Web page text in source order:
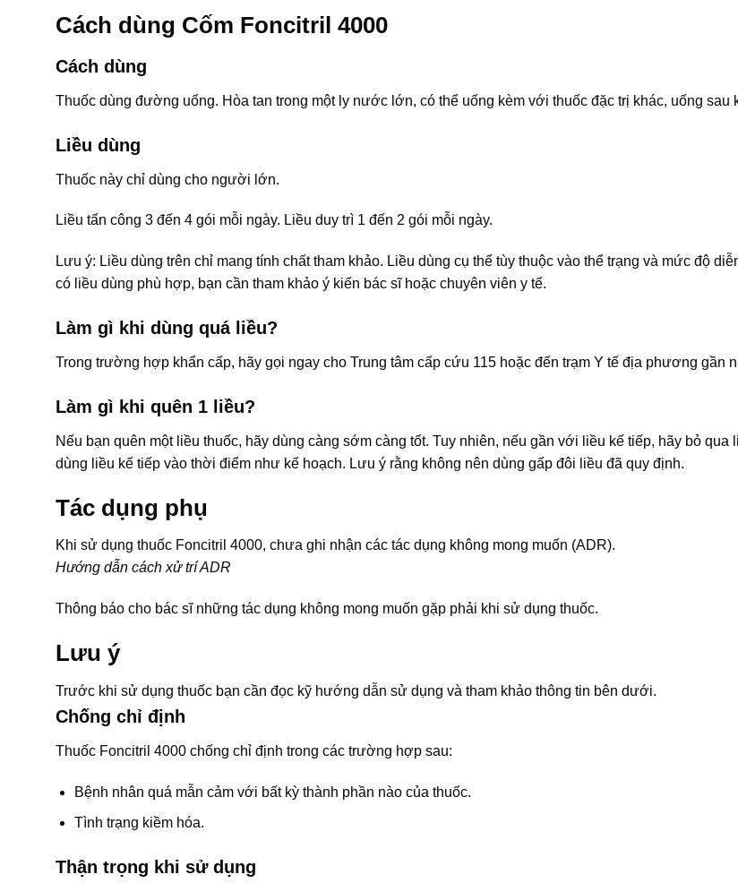
Cách dùng Cốm Foncitril 4000
Cách dùng
Thuốc dùng đường uống. Hòa tan trong một ly nước lớn, có thể uống kèm với thuốc đặc trị khác, uống sau
Liều dùng
Thuốc này chỉ dùng cho người lớn.
Liều tấn công 3 đến 4 gói mỗi ngày. Liều duy trì 1 đến 2 gói mỗi ngày.
Lưu ý: Liều dùng trên chỉ mang tính chất tham khảo. Liều dùng cụ thể tùy thuộc vào thể trạng và mức độ
có liều dùng phù hợp, bạn cần tham khảo ý kiến bác sĩ hoặc chuyên viên y tế.
Làm gì khi dùng quá liều?
Trong trường hợp khẩn cấp, hãy gọi ngay cho Trung tâm cấp cứu 115 hoặc đến trạm Y tế địa phương gần
Làm gì khi quên 1 liều?
Nếu bạn quên một liều thuốc, hãy dùng càng sớm càng tốt. Tuy nhiên, nếu gần với liều kế tiếp, hãy bỏ qua
dùng liều kế tiếp vào thời điểm như kế hoạch. Lưu ý rằng không nên dùng gấp đôi liều đã quy định.
Tác dụng phụ
Khi sử dụng thuốc Foncitril 4000, chưa ghi nhận các tác dụng không mong muốn (ADR).
Hướng dẫn cách xử trí ADR
Thông báo cho bác sĩ những tác dụng không mong muốn gặp phải khi sử dụng thuốc.
Lưu ý
Trước khi sử dụng thuốc bạn cần đọc kỹ hướng dẫn sử dụng và tham khảo thông tin bên dưới.
Chống chỉ định
Thuốc Foncitril 4000 chống chỉ định trong các trường hợp sau:
Bệnh nhân quá mẫn cảm với bất kỳ thành phần nào của thuốc.
Tình trạng kiềm hóa.
Thận trọng khi sử dụng